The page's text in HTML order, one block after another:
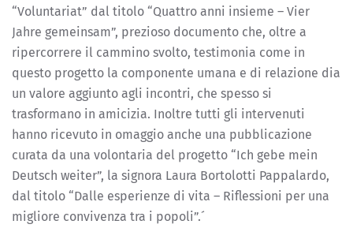
“Voluntariat” dal titolo “Quattro anni insieme – Vier
Jahre gemeinsam”, prezioso documento che, oltre a
ripercorrere il cammino svolto, testimonia come in
questo progetto la componente umana e di relazione dia
un valore aggiunto agli incontri, che spesso si
trasformano in amicizia. Inoltre tutti gli intervenuti
hanno ricevuto in omaggio anche una pubblicazione
curata da una volontaria del progetto “Ich gebe mein
Deutsch weiter”, la signora Laura Bortolotti Pappalardo,
dal titolo “Dalle esperienze di vita – Riflessioni per una
migliore convivenza tra i popoli”.´